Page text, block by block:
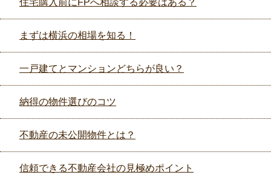
住宅購入前にFPへ相談する必要はある？
まずは横浜の相場を知る！
一戸建てとマンションどちらが良い？
納得の物件選びのコツ
不動産の未公開物件とは？
信頼できる不動産会社の見極めポイント